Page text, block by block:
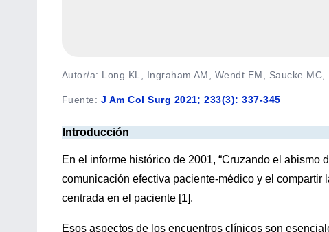
Autor/a: Long KL, Ingraham AM, Wendt EM, Saucke
Fuente: J Am Col Surg 2021; 233(3): 337-345
Introducción
En el informe histórico de 2001, “Cruzando el abismo
comunicación efectiva paciente-médico y el
centrada en el paciente [1].
Esos aspectos de los encuentros clínicos son